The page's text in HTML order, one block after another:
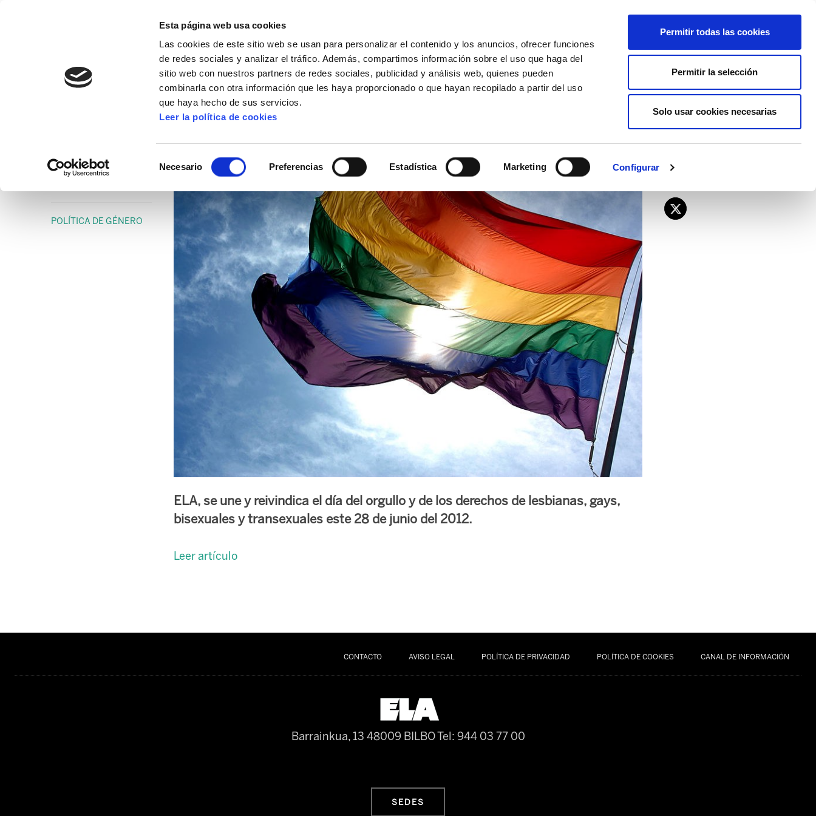
Esta página web usa cookies
Las cookies de este sitio web se usan para personalizar el contenido y los anuncios, ofrecer funciones
de redes sociales y analizar el tráfico. Además, compartimos información sobre el uso que haga del
sitio web con nuestros partners de redes sociales, publicidad y análisis web, quienes pueden
combinarla con otra información que les haya proporcionado o que hayan recopilado a partir del uso
que haya hecho de sus servicios.
Leer la política de cookies
Necesario Preferencias Estadística Marketing Configurar
Permitir todas las cookies
Permitir la selección
Solo usar cookies necesarias
AFÍLIATE
MANU ROBLES-ARANGIZ FUNDAZIOA BIDELAGUN FUNDAZIOA
Con orgullo LesboGayBiTrans y de clase
POLÍTICA DE GÉNERO
ELA, se une y reivindica el día del orgullo y de los derechos de lesbianas, gays,
bisexuales y transexuales este 28 de junio del 2012.
Leer artículo
CONTACTO AVISO LEGAL POLÍTICA DE PRIVACIDAD POLÍTICA DE COOKIES CANAL DE INFORMACIÓN
Barrainkua, 13 48009 BILBOTel: 944 03 77 00
SEDES